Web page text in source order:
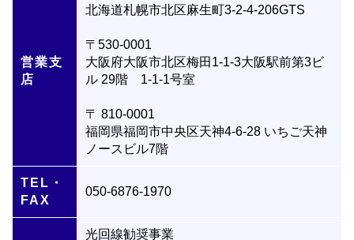
営業支
店
北海道札幌市北区麻生町3-2-4-206GTS
〒530-0001
大阪府大阪市北区梅田1-1-3大阪駅前第3ビ
ル 29階 1-1-1号室
〒 810-0001
福岡県福岡市中央区天神4-6-28 いちご天神
ノースビル7階
TEL・
FAX
050-6876-1970
光回線勧奨事業